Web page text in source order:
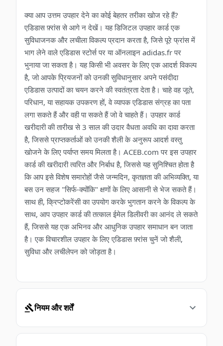
क्या आप उत्तम उपहार देने का कोई बेहतर तरीका खोज रहे हैं?
एडिडास फ़्रांस से आगे न देखें। यह डिजिटल उपहार कार्ड एक
सुविधाजनक और लचीला विकल्प प्रदान करता है, जिसे पूरे फ्रांस में
भाग लेने वाले एडिडास स्टोर्स पर या ऑनलाइन adidas.fr पर
भुनाया जा सकता है। यह किसी भी अवसर के लिए एक आदर्श विकल्प
है, जो आपके प्रियजनों को उनकी सुविधानुसार अपने पसंदीदा
एडिडास उत्पादों का चयन करने की स्वतंत्रता देता है। चाहे वह जूते,
परिधान, या सहायक उपकरण हों, वे व्यापक एडिडास संग्रह का पता
लगा सकते हैं और वही पा सकते हैं जो वे चाहते हैं। उपहार कार्ड
खरीदारी की तारीख से 3 साल की उदार वैधता अवधि का दावा करता
है, जिससे प्राप्तकर्ताओं को उनकी शैली के अनुरूप आदर्श वस्तु
खोजने के लिए पर्याप्त समय मिलता है। ACEB.com पर इस उपहार
कार्ड की खरीदारी त्वरित और निर्बाध है, जिससे यह सुनिश्चित होता है
कि आप इसे विशेष समारोहों जैसे जन्मदिन, कृतज्ञता की अभिव्यक्ति, या
बस उन सहज "सिर्फ-क्योंकि" क्षणों के लिए आसानी से भेज सकते हैं।
साथ ही, क्रिप्टोकरेंसी का उपयोग करके भुगतान करने के विकल्प के
साथ, आप उपहार कार्ड की तत्काल ईमेल डिलीवरी का आनंद ले सकते
हैं, जिससे यह एक अभिनव और आधुनिक उपहार समाधान बन जाता
है। एक विचारशील उपहार के लिए एडिडास फ़्रांस चुनें जो शैली,
सुविधा और लचीलेपन को जोड़ता है।
नियम और शर्तें